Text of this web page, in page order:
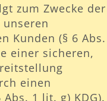
zum Zwecke der
Kunden (§ 6 Abs.
einer sicheren,
einen
1 lit. g) KDG).